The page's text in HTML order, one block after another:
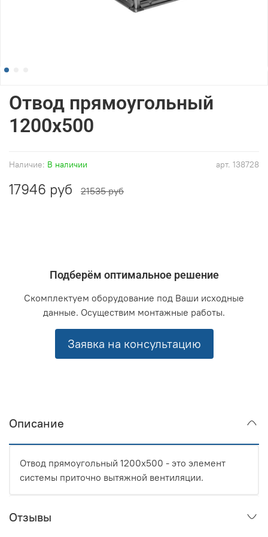
арт. 138728
Наличие: В наличии
Отвод прямоугольный
1200x500
17946 руб 21535 руб
Подберём оптимальное решение
Скомплектуем оборудование под Ваши исходные
данные. Осуществим монтажные работы.
Заявка на консультацию
Описание
Отвод прямоугольный 1200x500 - это элемент
системы приточно вытяжной вентиляции.
Отзывы